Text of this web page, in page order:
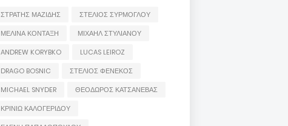
ΣΤΡΑΤΗΣ ΜΑΖΙΔΗΣ
ΣΤΕΛΙΟΣ ΣΥΡΜΟΓΛΟΥ
ΜΕΛΙΝΑ ΚΟΝΤΑΞΗ
ΜΙΧΑΗΛ ΣΤΥΛΙΑΝΟΥ
ANDREW KORYBKO
LUCAS LEIROZ
DRAGO BOSNIC
ΣΤΕΛΙΟΣ ΦΕΝΕΚΟΣ
MICHAEL SNYDER
ΘΕΟΔΩΡΟΣ ΚΑΤΣΑΝΕΒΑΣ
ΚΡΙΝΙΩ ΚΑΛΟΓΕΡΙΔΟΥ